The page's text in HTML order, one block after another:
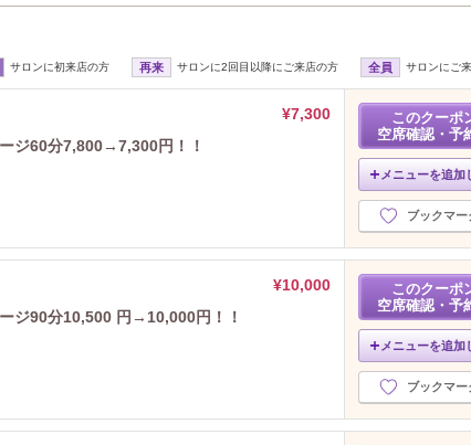
サロンに初来店の方 再来 サロンに2回目以降にご来店の方 全員 サロンにご
¥7,300
ジ60分7,800→7,300円！！
このクーポ
空席確認・予
メニューを追加
ブックマー
¥10,000
ジ90分10,500 円→10,000円！！
このクーポ
空席確認・予
メニューを追加
ブックマー